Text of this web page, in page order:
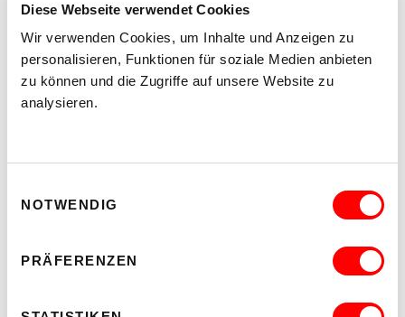
Diese Webseite verwendet Cookies
Wir verwenden Cookies, um Inhalte und Anzeigen zu
personalisieren, Funktionen für soziale Medien anbieten
zu können und die Zugriffe auf unsere Website zu
analysieren.
NOTWENDIG
PRÄFERENZEN
Sommerfest/Finissage
Samstag, 19. Juli, 17.00 Uhr
Performance von Pille-Riin Jaik und Klaus Rabeder, 19.00 Uhr
Die Fotogalerie Wien hat vom 22.7.–13.9.2025
Sommerpause.
Mi und Do, 12.00 – 19.00 Uhr